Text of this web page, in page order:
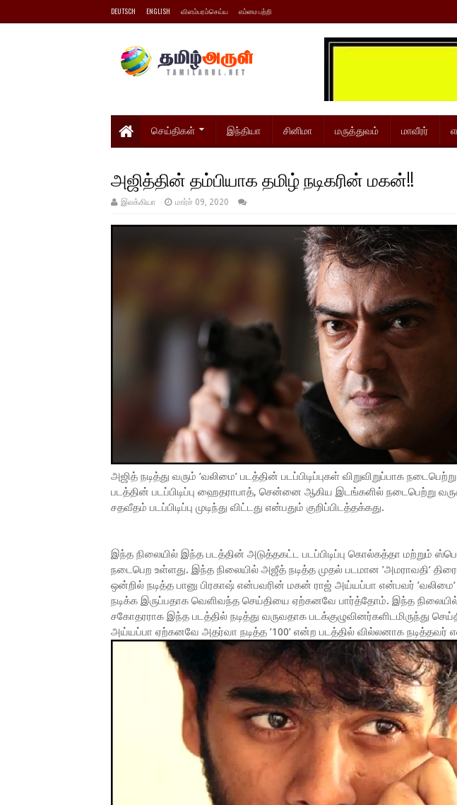
DEUTSCH ENGLISH விளம்பரம்செய்ய எம்மை பற்றி
செய்திகள் இந்தியா சினிமா மருத்துவம் மாவீரர்
அஜித்தின் தம்பியாக தமிழ் நடிகரின் மகன்!!
இலக்கியா மார்ச் 09, 2020
அஜித் நடித்து வரும் ’வலிமை’ படத்தின் படப்பிடிப்புகள் விறுவிறுப்பாக
படத்தின் படப்பிடிப்பு ஹைதராபாத், சென்னை ஆகிய இடங்களில் நடைபெற்று
சதவீதம் படப்பிடிப்பு முடிந்து விட்டது என்பதும் குறிப்பிடத்தக்கது.
இந்த நிலையில் இந்த படத்தின் அடுத்தகட்ட படப்பிடிப்பு கொல்கத்தா மற்றும்
நடைபெற உள்ளது. இந்த நிலையில் அஜீத் நடித்த முதல் படமான ’அமராவதி’
ஒன்றில் நடித்த பானு பிரகாஷ் என்பவரின் மகன் ராஜ் அய்யப்பா என்பவர்
நடிக்க இருப்பதாக வெளிவந்த செய்தியை ஏற்கனவே பார்த்தோம். இந்த
சகோதரராக இந்த படத்தில் நடித்து வருவதாக படக்குழுவினர்களிடமிருந்து
அய்யப்பா ஏற்கனவே அதர்வா நடித்த ’100’ என்ற படத்தில் வில்லனாக நடித்தவர்